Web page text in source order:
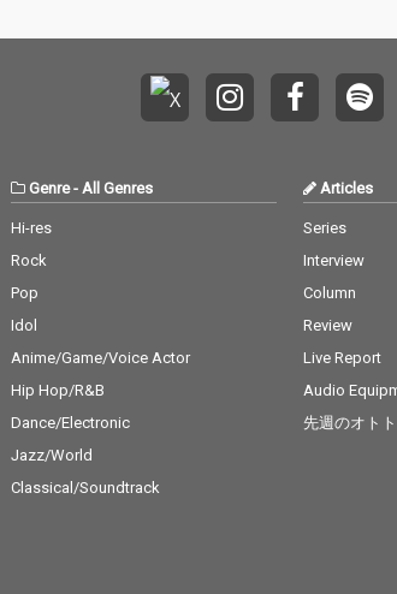
Genre- All Genres
Hi-res
Rock
Pop
Idol
Anime/Game/Voice Actor
Hip Hop/R&B
Dance/Electronic
Jazz/World
Classical/Soundtrack
Articles
Series
Interview
Column
Review
Live Report
Audio
先週のオト